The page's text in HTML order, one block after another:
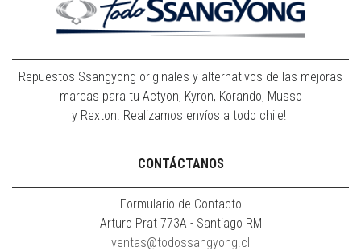
Repuestos Ssangyong originales y alternativos de las mejoras
marcas para tu Actyon, Kyron, Korando, Musso
y Rexton. Realizamos envíos a todo chile!
CONTÁCTANOS
Formulario de Contacto
Arturo Prat 773A - Santiago RM
ventas@todossangyong.cl